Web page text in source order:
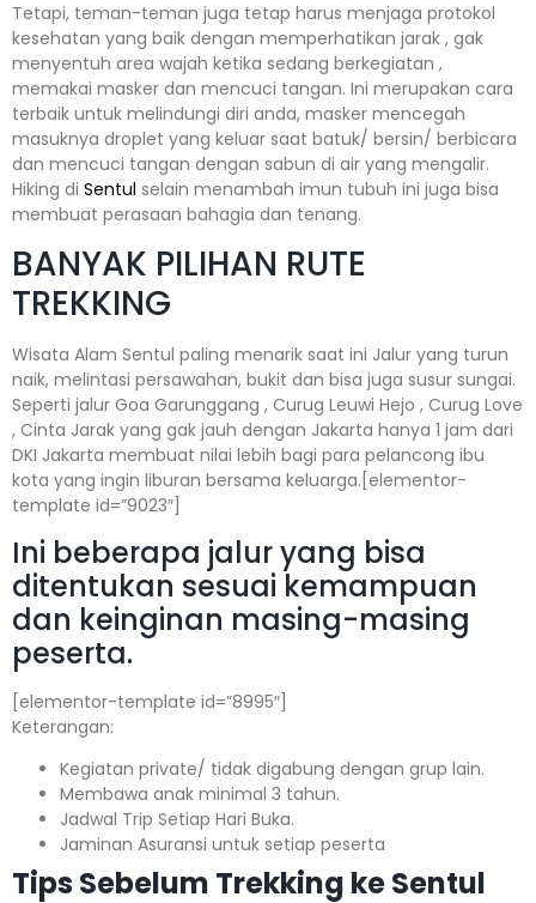
Tetapi, teman-teman juga tetap harus menjaga protokol
kesehatan yang baik dengan memperhatikan jarak , gak
menyentuh area wajah ketika sedang berkegiatan ,
memakai masker dan mencuci tangan. Ini merupakan cara
terbaik untuk melindungi diri anda, masker mencegah
masuknya droplet yang keluar saat batuk/ bersin/ berbicara
dan mencuci tangan dengan sabun di air yang mengalir.
Hiking di Sentul selain menambah imun tubuh ini juga bisa
membuat perasaan bahagia dan tenang.
BANYAK PILIHAN RUTE
TREKKING
Wisata Alam Sentul paling menarik saat ini Jalur yang turun
naik, melintasi persawahan, bukit dan bisa juga susur sungai.
Seperti jalur Goa Garunggang , Curug Leuwi Hejo , Curug Love
, Cinta Jarak yang gak jauh dengan Jakarta hanya 1 jam dari
DKI Jakarta membuat nilai lebih bagi para pelancong ibu
kota yang ingin liburan bersama keluarga.[elementor-
template id=”9023″]
Ini beberapa jalur yang bisa
ditentukan sesuai kemampuan
dan keinginan masing-masing
peserta.
[elementor-template id=”8995″]
Keterangan:⁣⁣
Kegiatan private/ tidak digabung dengan grup lain.
Membawa anak minimal 3 tahun.⁣⁣
Jadwal Trip Setiap Hari Buka.⁣⁣
Jaminan Asuransi untuk setiap peserta ⁣⁣
Tips Sebelum Trekking ke Sentul